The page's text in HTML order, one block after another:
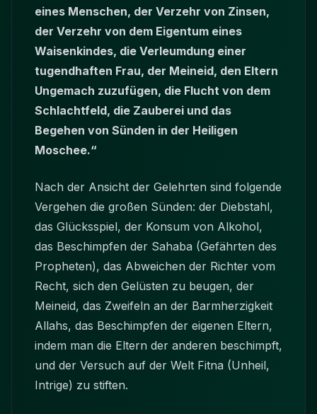
eines Menschen, der Verzehr von Zinsen,
der Verzehr von dem Eigentum eines
Waisenkindes, die Verleumdung einer
tugendhaften Frau, der Meineid, den Eltern
Ungemach zuzufügen, die Flucht von dem
Schlachtfeld, die Zauberei und das
Begehen von Sünden in der Heiligen
Moschee.“
Nach der Ansicht der Gelehrten sind folgende
Vergehen die großen Sünden: der Diebstahl,
das Glücksspiel, der Konsum von Alkohol,
das Beschimpfen der Sahaba (Gefährten des
Propheten), das Abweichen der Richter vom
Recht, sich den Gelüsten zu beugen, der
Meineid, das Zweifeln an der Barmherzigkeit
Allahs, das Beschimpfen der eigenen Eltern,
indem man die Eltern der anderen beschimpft,
und der Versuch auf der Welt Fitna (Unheil,
Intrige) zu stiften.